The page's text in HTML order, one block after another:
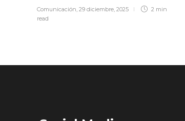
Comunicación, 29 diciembre, 2025
2 min
read